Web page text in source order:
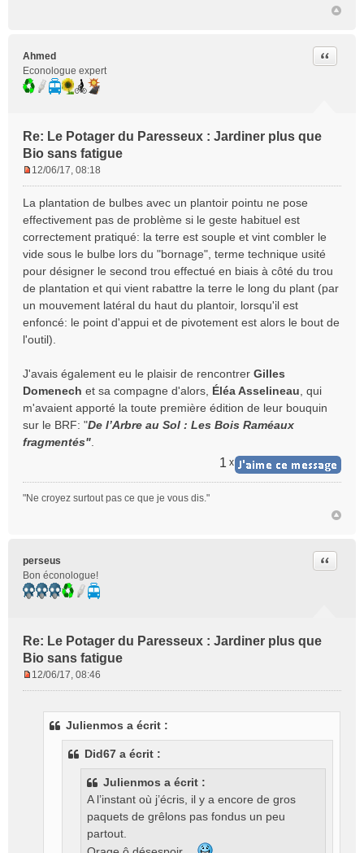
Ahmed
Econologue expert
Re: Le Potager du Paresseux : Jardiner plus que
Bio sans fatigue
Citer
s
s
a
g
e
n
l
u
12/06/17, 08:18
La plantation de bulbes avec un plantoir pointu ne pose
effectivement pas de problème si le geste habituel est
correctement pratiqué: la terre est souple et vint combler le
vide sous le bulbe lors du "bornage", terme technique usité
pour désigner le second trou effectué en biais à côté du trou
de plantation et qui vient rabattre la terre le long du plant (par
un mouvement latéral du haut du plantoir, lorsqu'il est
enfoncé: le point d'appui et de pivotement est alors le bout de
l'outil).
J'avais également eu le plaisir de rencontrer Gilles
Domenech et sa compagne d'alors, Éléa Asselineau , qui
m'avaient apporté la toute première édition de leur bouquin
sur le BRF: "De l’Arbre au Sol : Les Bois Raméaux
fragmentés"
1 x
"Ne croyez surtout pas ce que je vous dis."
perseus
Bon éconologue!
Re: Le Potager du Paresseux : Jardiner plus que
Bio sans fatigue
Citer
12/06/17, 08:46
Julienmos a écrit :
Did67 a écrit :
Julienmos a écrit :
A l’instant où j’écris, il y a encore de gros
paquets de grêlons pas fondus un peu
partout.